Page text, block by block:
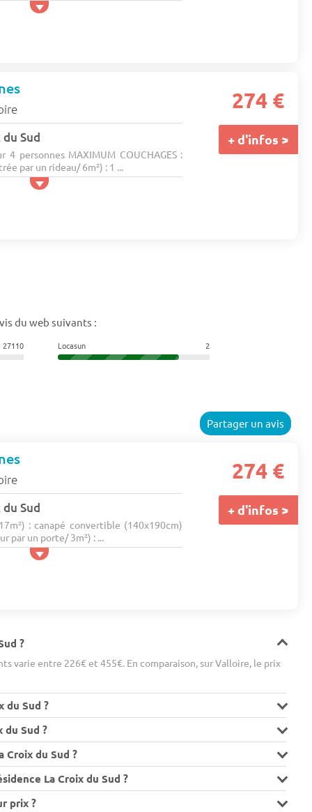
Sud
personnes MAXIMUM COUCHAGES :
par un rideau/ 6m²) : 1 ...
274 €
+ d'infos >
du web suivants :
27110 Locasun 2
Partager un avis
Sud
: canapé convertible (140x190cm)
par un porte/ 3m²) : ...
274 €
+ d'infos >
?
varie entre 226€ et 455€. En comparaison, sur Valloire, le prix
du Sud ?
Sud ?
Croix du Sud ?
La Croix du Sud ?
prix ?